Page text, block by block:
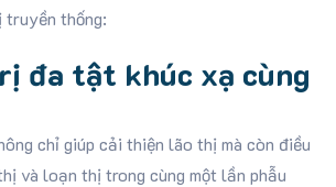
thống:
đa tật khúc xạ cùng
chỉ giúp cải thiện lão thị mà còn điều
và loạn thị trong cùng một lần phẫu